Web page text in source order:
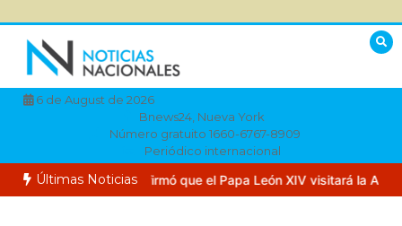
contenido
6 de August de 2026
Bnews24, Nueva York
Número gratuito 1660-6767-8909
Periódico internacional
Últimas Noticias
confirmó que el Papa León XIV visitará la Argentina en